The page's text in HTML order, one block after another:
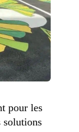
pour les
solutions